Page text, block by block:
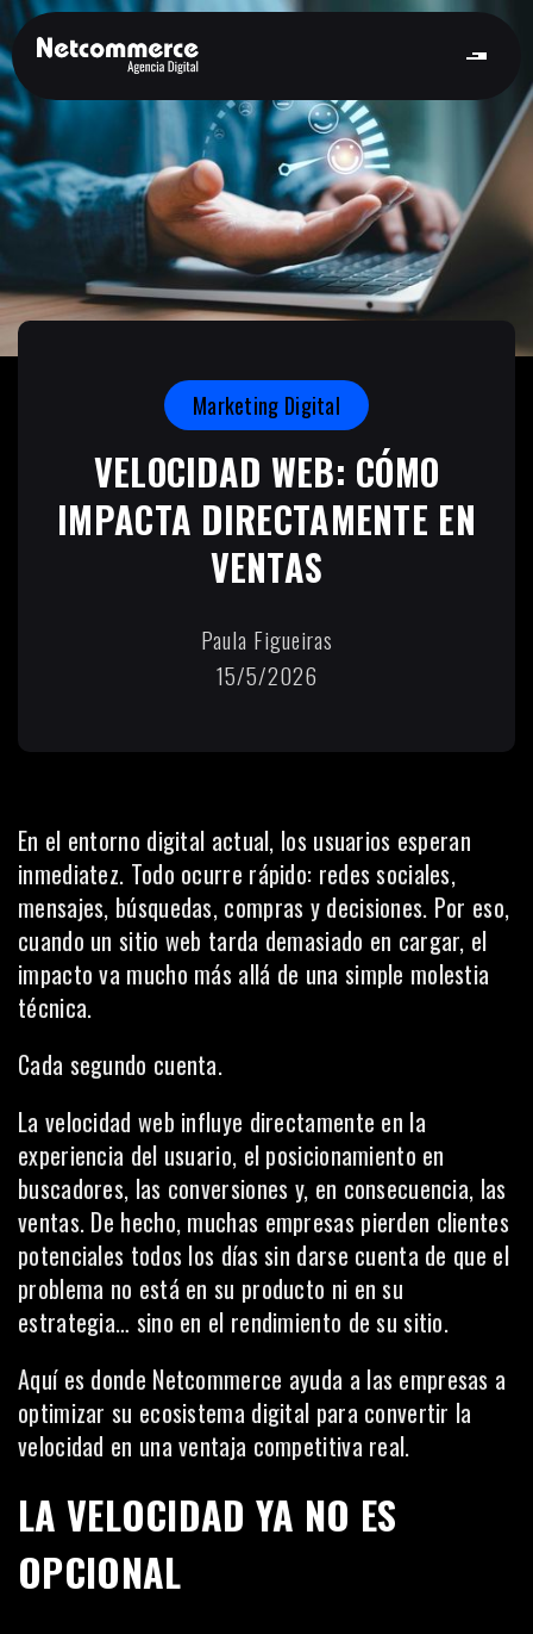
Marketing Digital
VELOCIDAD WEB: CÓMO
IMPACTA DIRECTAMENTE EN
VENTAS
Paula Figueiras
15/5/2026
En el entorno digital actual, los usuarios esperan
inmediatez. Todo ocurre rápido: redes sociales,
mensajes, búsquedas, compras y decisiones. Por eso,
cuando un sitio web tarda demasiado en cargar, el
impacto va mucho más allá de una simple molestia
técnica.
Cada segundo cuenta.
La velocidad web influye directamente en la
experiencia del usuario, el posicionamiento en
buscadores, las conversiones y, en consecuencia, las
ventas. De hecho, muchas empresas pierden clientes
potenciales todos los días sin darse cuenta de que el
problema no está en su producto ni en su
estrategia… sino en el rendimiento de su sitio.
Aquí es donde Netcommerce ayuda a las empresas a
optimizar su ecosistema digital para convertir la
velocidad en una ventaja competitiva real.
LA VELOCIDAD YA NO ES
OPCIONAL